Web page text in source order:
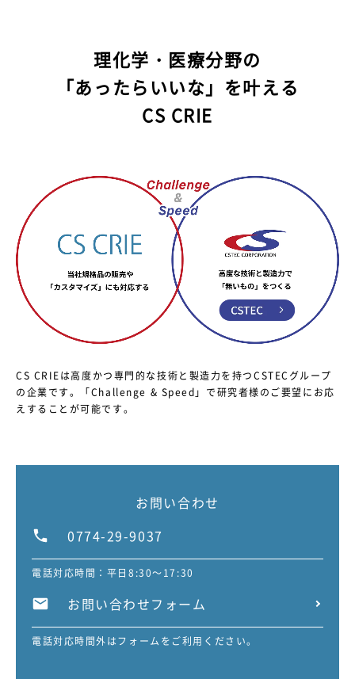
理化学・医療分野の
「あったらいいな」を叶える
CS CRIE
CS CRIEは高度かつ専門的な技術と製造力を持つCSTECグループ
の企業です。
「Challenge & Speed」で研究者様のご要望にお応
えすることが可能です。
お問い合わせ
0774-29-9037
電話対応時間：平日8:30～17:30
お問い合わせフォーム
電話対応時間外はフォームをご利用ください。